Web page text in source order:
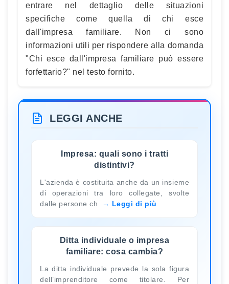
entrare nel dettaglio delle situazioni
specifiche come quella di chi esce
dall'impresa familiare. Non ci sono
informazioni utili per rispondere alla domanda
"Chi esce dall'impresa familiare può essere
forfettario?" nel testo fornito.
LEGGI ANCHE
Impresa: quali sono i tratti
distintivi?
L'azienda è costituita anche da un insieme
di operazioni tra loro collegate, svolte
dalle persone ch
Leggi di più
Ditta individuale o impresa
familiare: cosa cambia?
La ditta individuale prevede la sola figura
dell’imprenditore come titolare. Per